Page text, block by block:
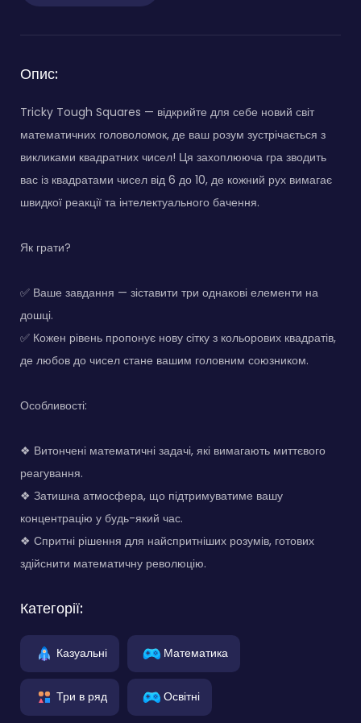
Опис:
Tricky Tough Squares — відкрийте для себе новий світ
математичних головоломок, де ваш розум зустрічається з
викликами квадратних чисел! Ця захоплююча гра зводить
вас із квадратами чисел від 6 до 10, де кожний рух вимагає
швидкої реакції та інтелектуального бачення.
Як грати?
✅ Ваше завдання — зіставити три однакові елементи на
дошці.
✅ Кожен рівень пропонує нову сітку з кольорових квадратів,
де любов до чисел стане вашим головним союзником.
Особливості:
❖ Витончені математичні задачі, які вимагають миттєвого
реагування.
❖ Затишна атмосфера, що підтримуватиме вашу
концентрацію у будь-який час.
❖ Спритні рішення для найспритніших розумів, готових
здійснити математичну революцію.
Категорії:
Казуальні Математика
Три в ряд Освітні